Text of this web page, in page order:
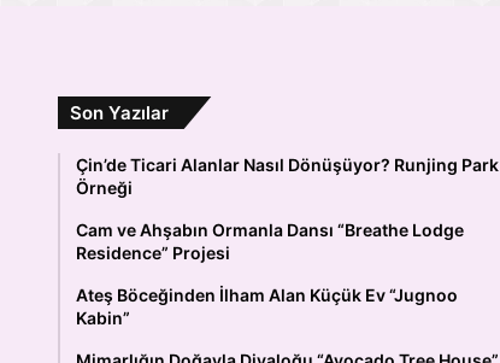
Son Yazılar
Çin’de Ticari Alanlar Nasıl Dönüşüyor? Runjing Park
Örneği
Cam ve Ahşabın Ormanla Dansı “Breathe Lodge
Residence” Projesi
Ateş Böceğinden İlham Alan Küçük Ev “Jugnoo
Kabin”